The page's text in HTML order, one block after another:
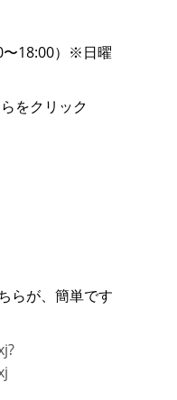
〜18:00）※日曜
をクリック
らが、簡単です